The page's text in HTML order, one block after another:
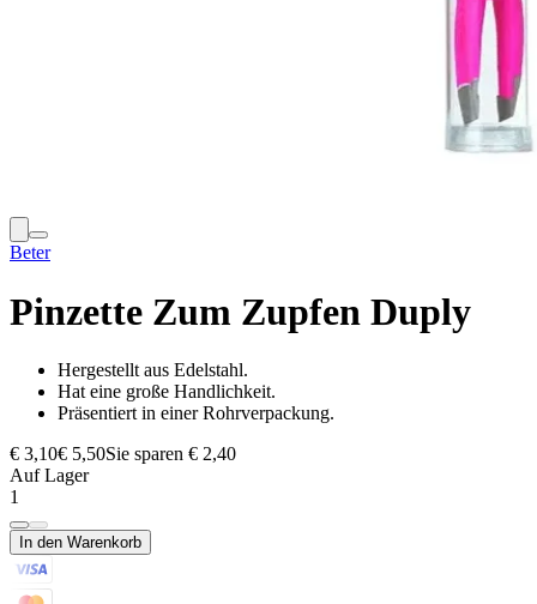
Beter
Pinzette Zum Zupfen Duply
Hergestellt aus Edelstahl.
Hat eine große Handlichkeit.
Präsentiert in einer Rohrverpackung.
€ 3,10€ 5,50Sie sparen € 2,40
Auf Lager
1
In den Warenkorb